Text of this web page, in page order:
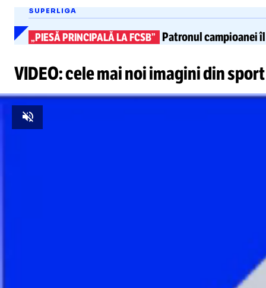
SUPERLIGA
„PIESĂ PRINCIPALĂ LA FCSB” Patronul campioanei
VIDEO: cele mai noi imagini din sport
Unmute